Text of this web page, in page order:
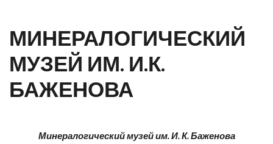
МИНЕРАЛОГИЧЕСКИЙ
МУЗЕЙ ИМ. И.К.
БАЖЕНОВА
Минералогический музей им. И. К. Баженова